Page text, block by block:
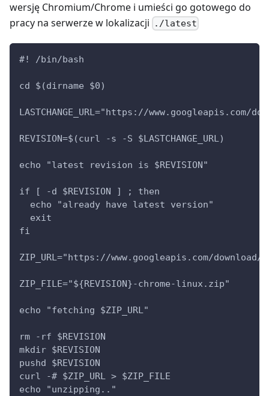
wersję Chromium/Chrome i umieści go gotowego do
pracy na serwerze w lokalizacji
./latest
#! /bin/bash
cd $(dirname $0)
LASTCHANGE_URL="https://www.googleapis.com/
REVISION=$(curl -s -S $LASTCHANGE_URL)
echo "latest revision is $REVISION"
if [ -d $REVISION ] ; then
  echo "already have latest version"
  exit
fi
ZIP_URL="https://www.googleapis.com/download/
ZIP_FILE="${REVISION}-chrome-linux.zip"
echo "fetching $ZIP_URL"
rm -rf $REVISION
mkdir $REVISION
pushd $REVISION
curl -# $ZIP_URL > $ZIP_FILE
echo "unzipping.."